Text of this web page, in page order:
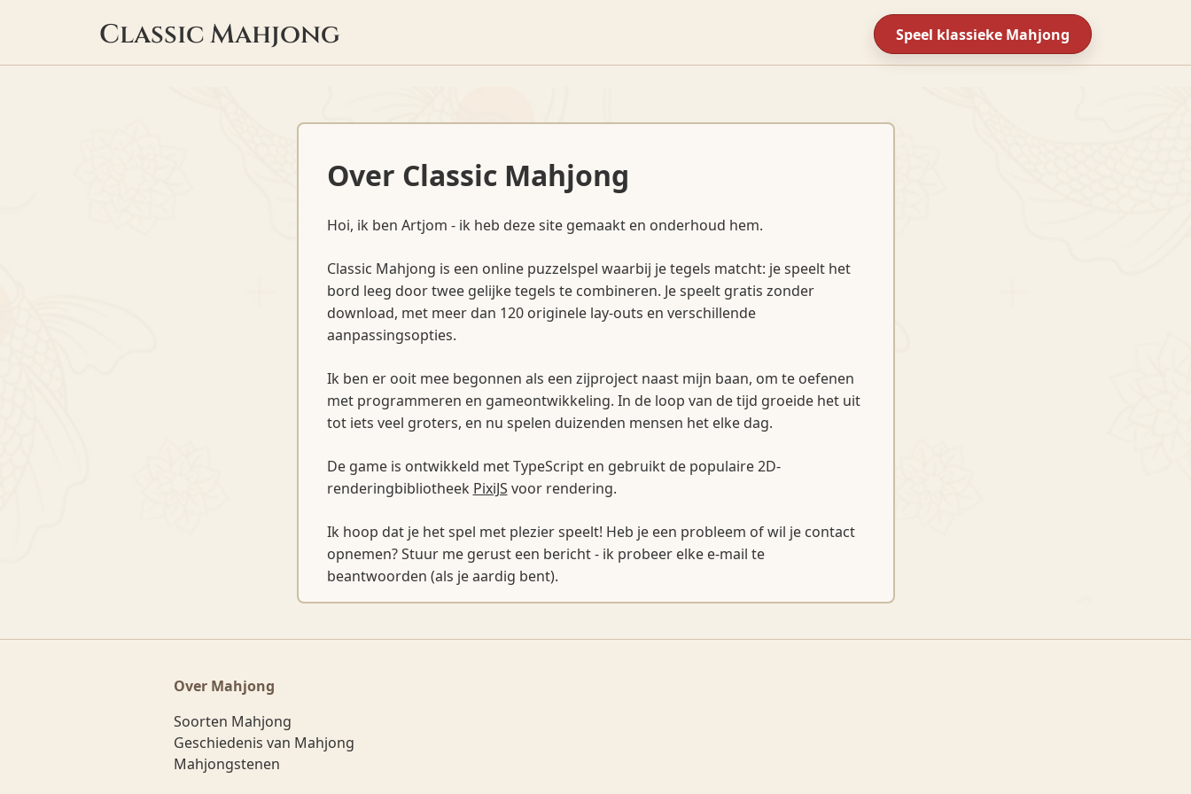
Classic Mahjong Speel klassieke Mahjong
Over Classic Mahjong
Hoi, ik ben Artjom - ik heb deze site gemaakt en onderhoud hem.
Classic Mahjong is een online puzzelspel waarbij je tegels matcht: je speelt het
bord leeg door twee gelijke tegels te combineren. Je speelt gratis zonder
download, met meer dan 120 originele lay-outs en verschillende
aanpassingsopties.
Ik ben er ooit mee begonnen als een zijproject naast mijn baan, om te oefenen
met programmeren en gameontwikkeling. In de loop van de tijd groeide het uit
tot iets veel groters, en nu spelen duizenden mensen het elke dag.
De game is ontwikkeld met TypeScript en gebruikt de populaire 2D-
renderingbibliotheek PixiJS voor rendering.
Ik hoop dat je het spel met plezier speelt! Heb je een probleem of wil je contact
opnemen? Stuur me gerust een bericht - ik probeer elke e-mail te
beantwoorden (als je aardig bent).
Over Mahjong
Soorten Mahjong
Geschiedenis van Mahjong
Mahjongstenen